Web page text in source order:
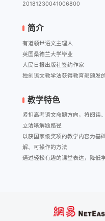
20181230041006800
简介
有道领世语文主理人
英国桑德兰大学毕业
人民日报出版社签约作家
独创语文教学法获得教育部颁发
教学特色
紧扣高考语文命题方向，将阅读
立清晰解题路径
以获国家级奖项的教学内容为基
解、可操作的方法
通过轻松有趣的课堂表达，降低